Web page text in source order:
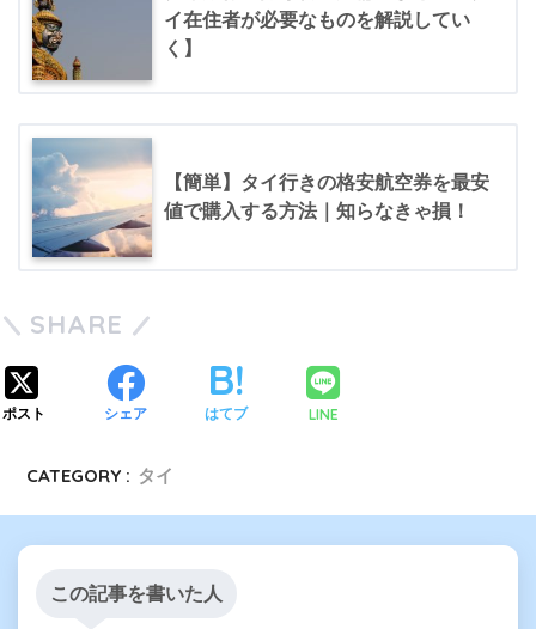
イ在住者が必要なものを解説してい
く】
【簡単】タイ行きの格安航空券を最安
値で購入する方法｜知らなきゃ損！
SHARE
ポスト シェア はてブ LINE
CATEGORY : タイ
この記事を書いた人